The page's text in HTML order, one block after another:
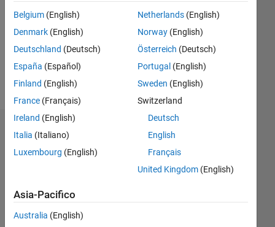
Following:
Follow
Dashboard
Belgium (English)
Denmark (English)
Deutschland (Deutsch)
España (Español)
Finland (English)
France (Français)
Ireland (English)
Italia (Italiano)
Luxembourg (English)
Netherlands(English)
Norway(English)
Österreich (Deutsch)
Portugal (English)
Sweden (English)
Switzerland
Deutsch
English
Français
United Kingdom(English)
Asia-Pacifico
Australia (English)